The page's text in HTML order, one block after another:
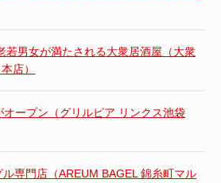
若男女が満たされる大衆居酒屋（大衆
店）
ープン（グリルピア リンクス池袋
専門店（AREUM BAGEL 錦糸町マル